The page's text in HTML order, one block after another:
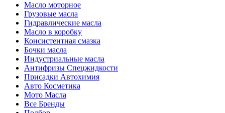
Масло моторное
Грузовые масла
Гидравлические масла
Масло в коробку
Консистентная смазка
Бочки масла
Индустриальные масла
Антифризы Спецжидкости
Присадки Автохимия
Авто Косметика
Мото Масла
Все Бренды